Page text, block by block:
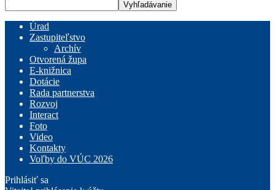
Úrad
Zastupiteľstvo
Archív
Otvorená župa
E-knižnica
Dotácie
Rada partnerstva
Rozvoj
Interact
Foto
Video
Kontakty
Voľby do VÚC 2026
Prihlásiť sa